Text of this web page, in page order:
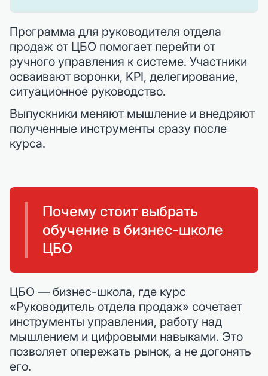
Программа для руководителя отдела
продаж от ЦБО помогает перейти от
ручного управления к системе. Участники
осваивают воронки, KPI, делегирование,
ситуационное руководство.
Выпускники меняют мышление и внедряют
полученные инструменты сразу после
курса.
Почему стоит выбрать
обучение в бизнес-школе
ЦБО
ЦБО — бизнес-школа, где курс
«Руководитель отдела продаж» сочетает
инструменты управления, работу над
мышлением и цифровыми навыками. Это
позволяет опережать рынок, а не догонять
его.